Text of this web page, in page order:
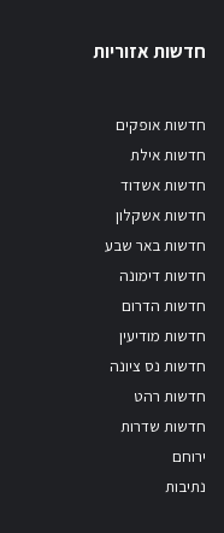
חדשות אזוריות
חדשות אופקים
חדשות אילת
חדשות אשדוד
חדשות אשקלון
חדשות באר שבע
חדשות דימונה
חדשות הדרום
חדשות מודיעין
חדשות נס ציונה
חדשות רהט
חדשות שדרות
ירוחם
נתיבות